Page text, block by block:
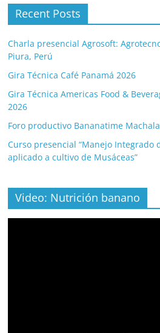
Recent Posts
Charla presencial Agrosoft:
Piura, Perú
Gira Técnica Café Panamá 2026
Gira Técnica Americas Food &
2026
Foro productivo Bananatime
Curso presencial “Manejo Integrado
aplicado a cultivo de Musáceas”
Video: Nutrición banano